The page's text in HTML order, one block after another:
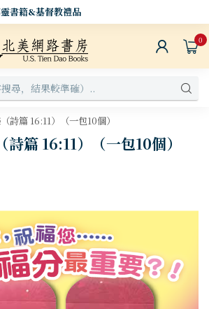
書籍&基督教禮品
0
詩篇 16:11）（一包10個）
篇 16:11）（一包10個）